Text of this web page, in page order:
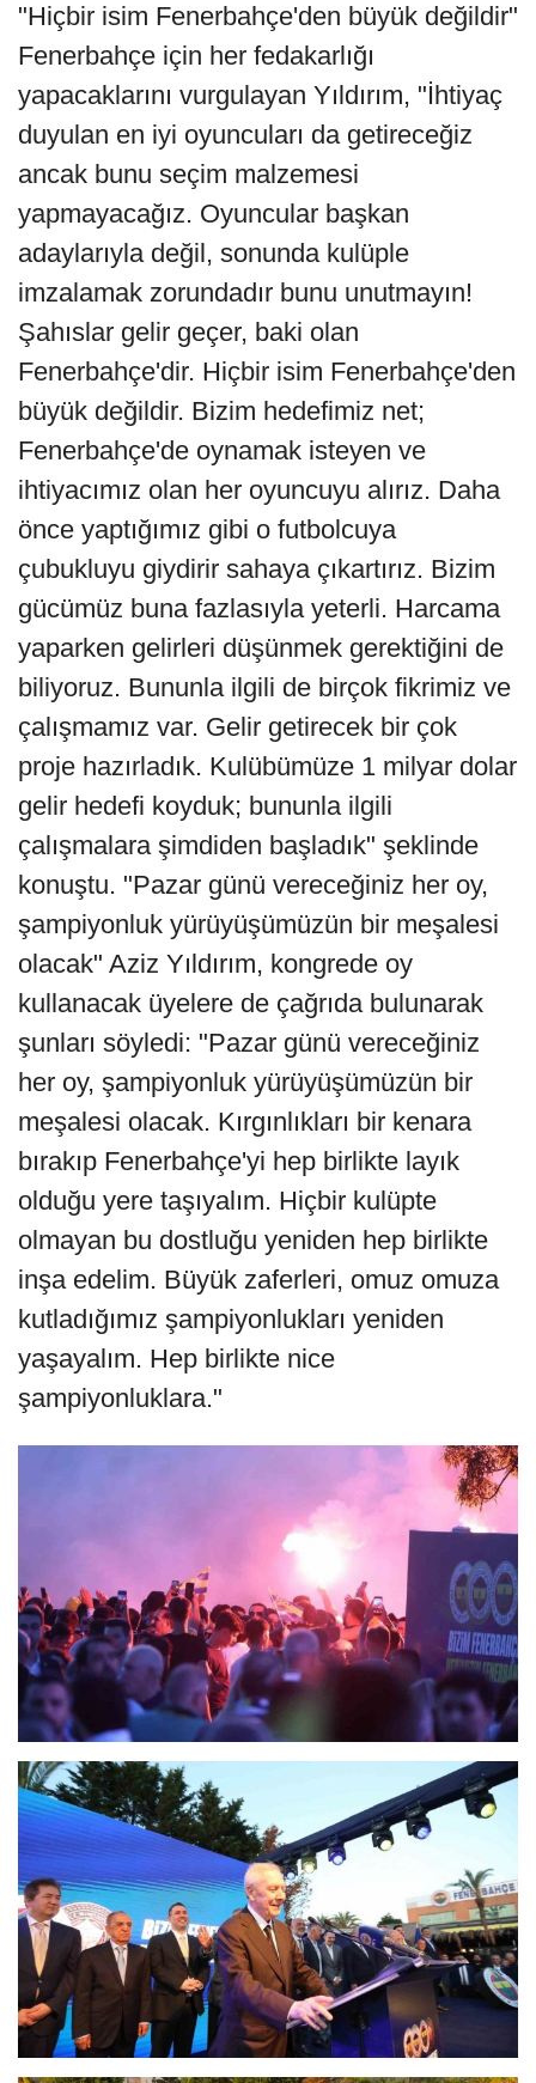
"Hiçbir isim Fenerbahçe'den büyük değildir"
Fenerbahçe için her fedakarlığı
yapacaklarını vurgulayan Yıldırım, "İhtiyaç
duyulan en iyi oyuncuları da getireceğiz
ancak bunu seçim malzemesi
yapmayacağız. Oyuncular başkan
adaylarıyla değil, sonunda kulüple
imzalamak zorundadır bunu unutmayın!
Şahıslar gelir geçer, baki olan
Fenerbahçe'dir. Hiçbir isim Fenerbahçe'den
büyük değildir. Bizim hedefimiz net;
Fenerbahçe'de oynamak isteyen ve
ihtiyacımız olan her oyuncuyu alırız. Daha
önce yaptığımız gibi o futbolcuya
çubukluyu giydirir sahaya çıkartırız. Bizim
gücümüz buna fazlasıyla yeterli. Harcama
yaparken gelirleri düşünmek gerektiğini de
biliyoruz. Bununla ilgili de birçok fikrimiz ve
çalışmamız var. Gelir getirecek bir çok
proje hazırladık. Kulübümüze 1 milyar dolar
gelir hedefi koyduk; bununla ilgili
çalışmalara şimdiden başladık" şeklinde
konuştu. "Pazar günü vereceğiniz her oy,
şampiyonluk yürüyüşümüzün bir meşalesi
olacak" Aziz Yıldırım, kongrede oy
kullanacak üyelere de çağrıda bulunarak
şunları söyledi: "Pazar günü vereceğiniz
her oy, şampiyonluk yürüyüşümüzün bir
meşalesi olacak. Kırgınlıkları bir kenara
bırakıp Fenerbahçe'yi hep birlikte layık
olduğu yere taşıyalım. Hiçbir kulüpte
olmayan bu dostluğu yeniden hep birlikte
inşa edelim. Büyük zaferleri, omuz omuza
kutladığımız şampiyonlukları yeniden
yaşayalım. Hep birlikte nice
şampiyonluklara."